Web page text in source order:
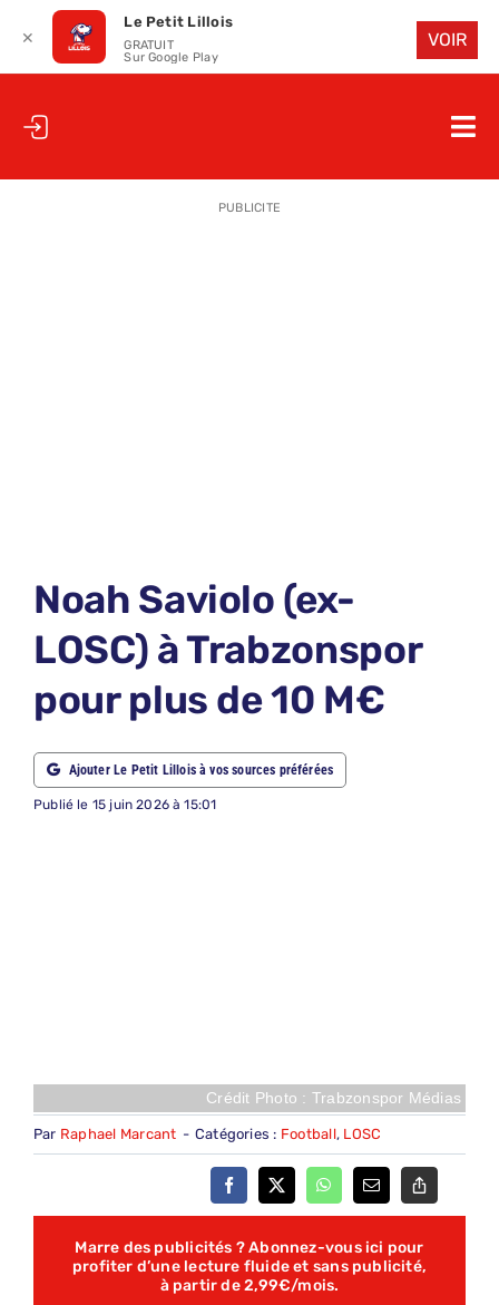
à
NOUS
PUBLICITE
Noah Saviolo (ex-
LOSC) à Trabzonspor
pour plus de 10 M€
Ajouter Le Petit Lillois à vos sources préférées
Publié le 15 juin 2026 à 15:01
Crédit Photo : Trabzonspor Médias
Par Raphael Marcant - Catégories : Football, LOSC
Marre des publicités ? Abonnez-vous ici pour
profiter d’une lecture fluide et sans publicité,
à partir de 2,99€/mois.
✕
Le Petit Lillois
GRATUIT
Sur Google Play
VOIR